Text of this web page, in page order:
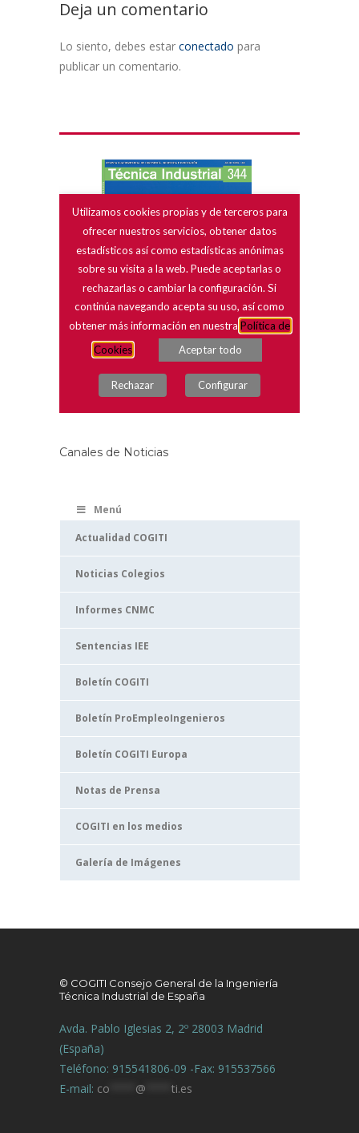
Deja un comentario
Lo siento, debes estar conectado para
publicar un comentario.
Canales de Noticias
Menú
Actualidad COGITI
Noticias Colegios
Informes CNMC
Sentencias IEE
Boletín COGITI
Boletín ProEmpleoIngenieros
Boletín COGITI Europa
Notas de Prensa
COGITI en los medios
Galería de Imágenes
© COGITI Consejo General de la Ingeniería
Técnica Industrial de España
Avda. Pablo Iglesias 2, 2º 28003 Madrid
(España)
Teléfono: 915541806-09 -Fax: 915537566
E-mail: co @ ti.es